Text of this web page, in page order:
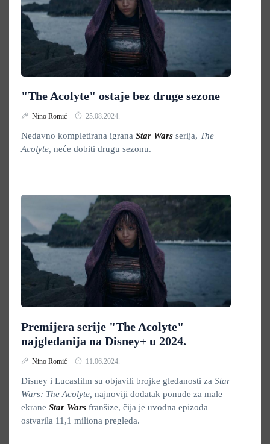
"The Acolyte" ostaje bez druge sezone
Nino Romić 25.08.2024.
Nedavno kompletirana igrana Star Wars serija, The
Acolyte, neće dobiti drugu sezonu.
Premijera serije "The Acolyte"
najgledanija na Disney+ u 2024.
Nino Romić 11.06.2024.
Disney i Lucasfilm su objavili brojke gledanosti za Star
Wars: The Acolyte, najnoviji dodatak ponude za male
ekrane Star Wars franšize, čija je uvodna epizoda
ostvarila 11,1 miliona pregleda.